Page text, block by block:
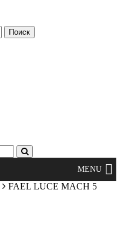
FAEL LUCE MACH 5